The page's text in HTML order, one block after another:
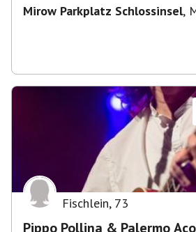
Mirow Parkplatz Schlossinsel,
Fischlein, 73
Pippo Pollina & Palermo